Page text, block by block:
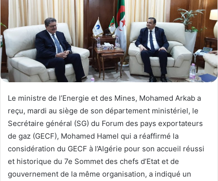
Le ministre de l’Energie et des Mines, Mohamed Arkab a
reçu, mardi au siège de son département ministériel, le
Secrétaire général (SG) du Forum des pays exportateurs
de gaz (GECF), Mohamed Hamel qui a réaffirmé la
considération du GECF à l’Algérie pour son accueil réussi
et historique du 7e Sommet des chefs d’Etat et de
gouvernement de la même organisation, a indiqué un